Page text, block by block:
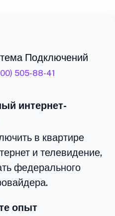
Подключений
505-88-41
интернет-
в квартире
и телевидение,
федерального
опыт